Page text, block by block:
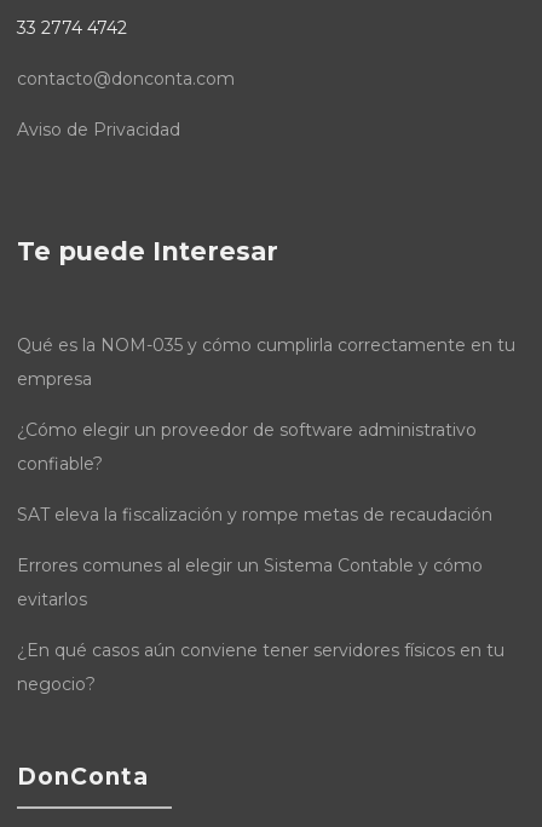
33 2774 4742
contacto@donconta.com
Aviso de Privacidad
Te puede Interesar
Qué es la NOM-035 y cómo cumplirla correctamente en tu
empresa
¿Cómo elegir un proveedor de software administrativo
confiable?
SAT eleva la fiscalización y rompe metas de recaudación
Errores comunes al elegir un Sistema Contable y cómo
evitarlos
¿En qué casos aún conviene tener servidores físicos en tu
negocio?
DonConta